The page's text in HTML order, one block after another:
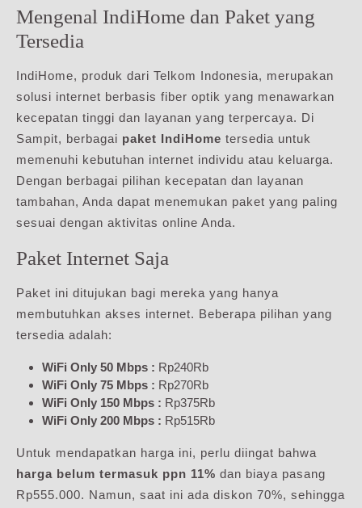
Mengenal IndiHome dan Paket yang
Tersedia
IndiHome, produk dari Telkom Indonesia, merupakan
solusi internet berbasis fiber optik yang menawarkan
kecepatan tinggi dan layanan yang terpercaya. Di
Sampit, berbagai paket IndiHome tersedia untuk
memenuhi kebutuhan internet individu atau keluarga.
Dengan berbagai pilihan kecepatan dan layanan
tambahan, Anda dapat menemukan paket yang paling
sesuai dengan aktivitas online Anda.
Paket Internet Saja
Paket ini ditujukan bagi mereka yang hanya
membutuhkan akses internet. Beberapa pilihan yang
tersedia adalah:
WiFi Only 50 Mbps : Rp240Rb
WiFi Only 75 Mbps : Rp270Rb
WiFi Only 150 Mbps : Rp375Rb
WiFi Only 200 Mbps : Rp515Rb
Untuk mendapatkan harga ini, perlu diingat bahwa
harga belum termasuk ppn 11% dan biaya pasang
Rp555.000. Namun, saat ini ada diskon 70%, sehingga